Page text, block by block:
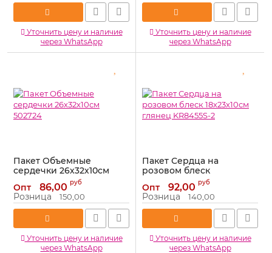
Уточнить цену и наличие
через WhatsApp
Уточнить цену и наличие
через WhatsApp
Пакет Объемные
сердечки 26х32х10см
Артикул: 502724
Опт 86,00 руб
Розница 150,00
Уточнить цену и наличие
через WhatsApp
Пакет Сердца на
розовом блеск
18х23х10см глянец
KR8455S-2
Артикул: KR8455S-2
Опт 92,00 руб
Розница 140,00
Уточнить цену и наличие
через WhatsApp